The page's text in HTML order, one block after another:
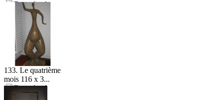
133. Le quatrième
mois 116 x 3...